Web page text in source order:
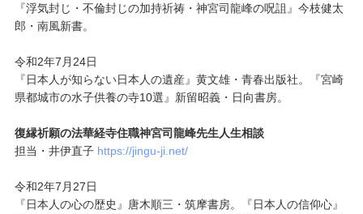
『浮気封じ・不倫封じの加持祈祷・神宮司龍峰の呪詛』今枝健太
郎・南風新書。
令和2年7月24日
『日本人が知らない日本人の遺産』黄文雄・青春出版社。『宮崎
県都城市の水子供養の寺10選』新留昭義・日向書房。
復縁祈願の法華経寺住職神宮司龍峰先生人生相談
担当・井伊直子 https://jingu-ji.net/
令和2年7月27日
『日本人の心の歴史』唐木順三・筑摩書房。『日本人の信仰心』